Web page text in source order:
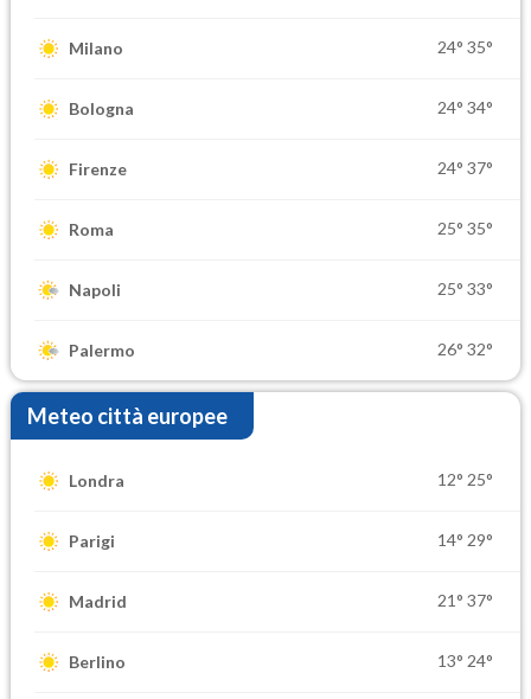
Milano 24° 35°
Bologna 24° 34°
Firenze 24° 37°
Roma 25° 35°
Napoli 25° 33°
Palermo 26° 32°
Meteo città europee
Londra 12° 25°
Parigi 14° 29°
Madrid 21° 37°
Berlino 13° 24°